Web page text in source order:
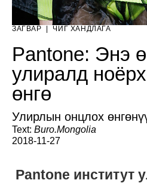
ЗАГВАР | ЧИГ ХАНДЛАГА
Pantone: Энэ
улиралд
өнгө
Улирлын онцлох
Text: Buro.Mongolia
2018-11-27
Pantone институт